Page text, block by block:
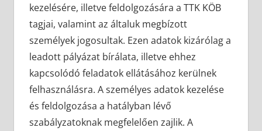
kezelésére, illetve feldolgozására a TTK KÖB
tagjai, valamint az általuk megbízott
személyek jogosultak. Ezen adatok kizárólag a
leadott pályázat bírálata, illetve ehhez
kapcsolódó feladatok ellátásához kerülnek
felhasználásra. A személyes adatok kezelése
és feldolgozása a hatályban lévő
szabályzatoknak megfelelően zajlik. A